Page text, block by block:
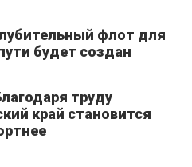
флот для
будет создан
труду
край становится